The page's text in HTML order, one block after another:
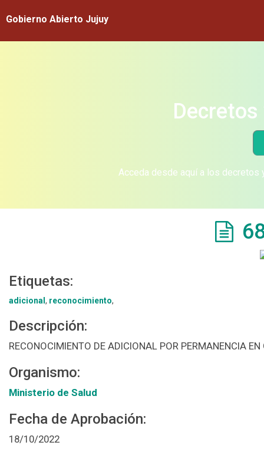
Gobierno Abierto Jujuy
Acceda desde aquí a los
Etiquetas:
adicional , reconocimiento,
Descripción:
RECONOCIMIENTO DE ADICIONAL POR PERMANENCIA EN
Organismo:
Ministerio de Salud
Fecha de Aprobación:
18/10/2022